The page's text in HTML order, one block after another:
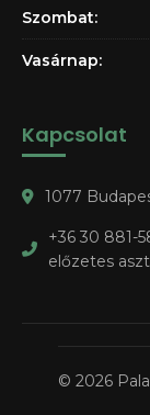
Szombat:
Vasárnap:
Kapcsolat
1077
+36 30 881-
előzetes
© 2026